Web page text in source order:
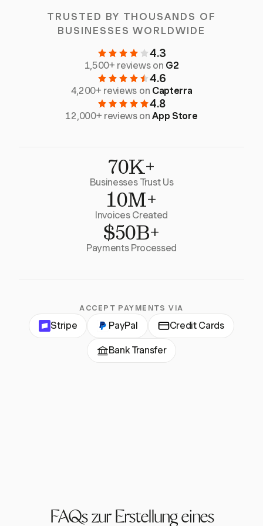
TRUSTED BY THOUSANDS OF
BUSINESSES WORLDWIDE
4.3
1,500+ reviews on G2
4.6
4,200+ reviews on Capterra
4.8
12,000+ reviews onApp Store
70K+
Businesses Trust Us
10M+
Invoices Created
$50B+
Payments Processed
ACCEPT PAYMENTS VIA
Stripe PayPal Credit Cards
Bank Transfer
FAQs zur Erstellung eines